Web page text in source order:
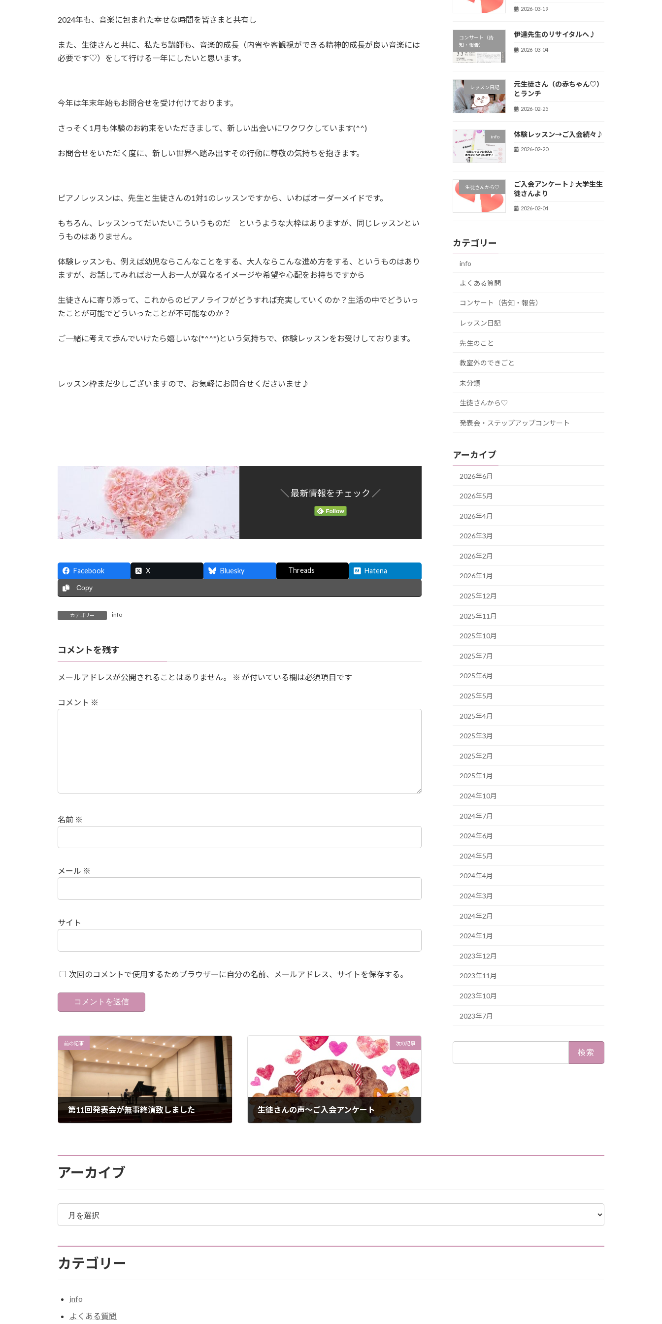
2024年も、音楽に包まれた幸せな時間を皆さまと共有し
また、生徒さんと共に、私たち講師も、音楽的成長（内省や客観視ができる精神的成長が良い音楽には
必要です♡）をして行ける一年にしたいと思います。
今年は年末年始もお問合せを受け付けております。
さっそく1月も体験のお約束をいただきまして、新しい出会いにワクワクしています(^^)
お問合せをいただく度に、新しい世界へ踏み出すその行動に尊敬の気持ちを抱きます。
ピアノレッスンは、先生と生徒さんの1対1のレッスンですから、いわばオーダーメイドです。
もちろん、レッスンってだいたいこういうものだ というような大枠はありますが、同じレッスンとい
うものはありません。
体験レッスンも、例えば幼児ならこんなことをする、大人ならこんな進め方をする、というものはあり
ますが、お話してみればお一人お一人が異なるイメージや希望や心配をお持ちですから
生徒さんに寄り添って、これからのピアノライフがどうすれば充実していくのか？生活の中でどういっ
たことが可能でどういったことが不可能なのか？
ご一緒に考えて歩んでいけたら嬉しいな(*^^*)という気持ちで、体験レッスンをお受けしております。
レッスン枠まだ少しございますので、お気軽にお問合せくださいませ♪
＼ 最新情報をチェック ／
Facebook X Bluesky Threads Hatena
Copy
カテゴリー info
コメントを残す
メールアドレスが公開されることはありません。 ※ が付いている欄は必須項目です
コメント ※
名前 ※
メール ※
サイト
次回のコメントで使用するためブラウザーに自分の名前、メールアドレス、サイトを保存する。
前の記事
第11回発表会が無事終演致しました
次の記事
生徒さんの声～ご入会アンケート
2026-03-19
コンサート（告
知・報告）
伊達先生のリサイタルへ♪
2026-03-04
レッスン日記
元生徒さん（の赤ちゃん♡）
とランチ
2026-02-25
info 体験レッスン→ご入会続々♪
2026-02-20
生徒さんから♡
ご入会アンケート♪大学生生
徒さんより
2026-02-04
カテゴリー
info
よくある質問
コンサート（告知・報告）
レッスン日記
先生のこと
教室外のできごと
未分類
生徒さんから♡
発表会・ステップアップコンサート
アーカイブ
2026年6月
2026年5月
2026年4月
2026年3月
2026年2月
2026年1月
2025年12月
2025年11月
2025年10月
2025年7月
2025年6月
2025年5月
2025年4月
2025年3月
2025年2月
2025年1月
2024年10月
2024年7月
2024年6月
2024年5月
2024年4月
2024年3月
2024年2月
2024年1月
2023年12月
2023年11月
2023年10月
2023年7月
アーカイブ
カ
ブ
カテゴリー
info
よくある質問